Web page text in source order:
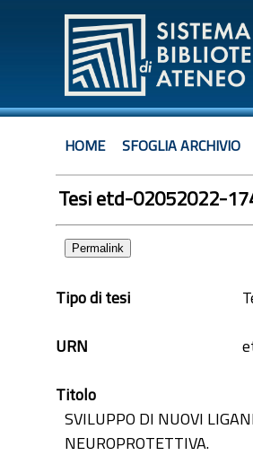
HOME SFOGLIA ARCHIVIO
Tesi etd-02052022-
Permalink
Tipo di tesi
URN
Titolo
SVILUPPO DI NUOVI
NEUROPROTETTIVA.